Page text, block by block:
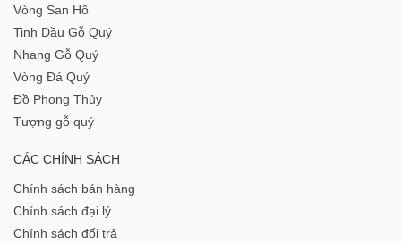
Vòng San Hô
Tinh Dầu Gỗ Quý
Nhang Gỗ Quý
Vòng Đá Quý
Đồ Phong Thủy
Tượng gỗ quý
CÁC CHÍNH SÁCH
Chính sách bán hàng
Chính sách đại lý
Chính sách đổi trả